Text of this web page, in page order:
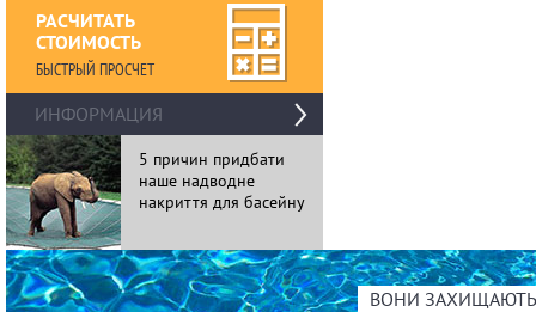
РАСЧИТАТЬ
СТОИМОСТЬ
БЫСТРЫЙ ПРОСЧЕТ
ИНФОРМАЦИЯ
5 причин придбати
наше надводне
накриття для басейну
ВОНИ